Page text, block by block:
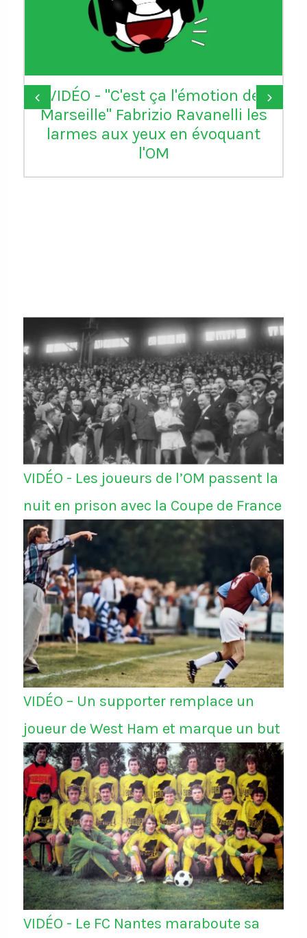
VIDÉO - "C'est ça l'émotion de
Marseille" Fabrizio Ravanelli les
larmes aux yeux en évoquant
l'OM
‹ ›
VIDÉO - Les joueurs de l’OM passent la
nuit en prison avec la Coupe de France
VIDÉO – Un supporter remplace un
joueur de West Ham et marque un but
VIDÉO - Le FC Nantes maraboute sa